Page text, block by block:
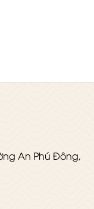
An Phú Đông,